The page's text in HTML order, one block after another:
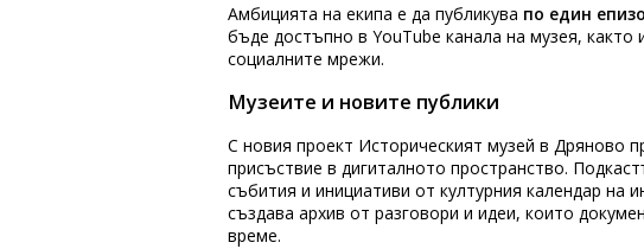
Амбицията на екипа е да публикува по един
бъде достъпно в YouTube канала на музея,
социалните мрежи.
Музеите и новите публики
С новия проект Историческият музей в Дряново
присъствие в дигиталното пространство.
събития и инициативи от културния календар на
създава архив от разговори и идеи, които
време.